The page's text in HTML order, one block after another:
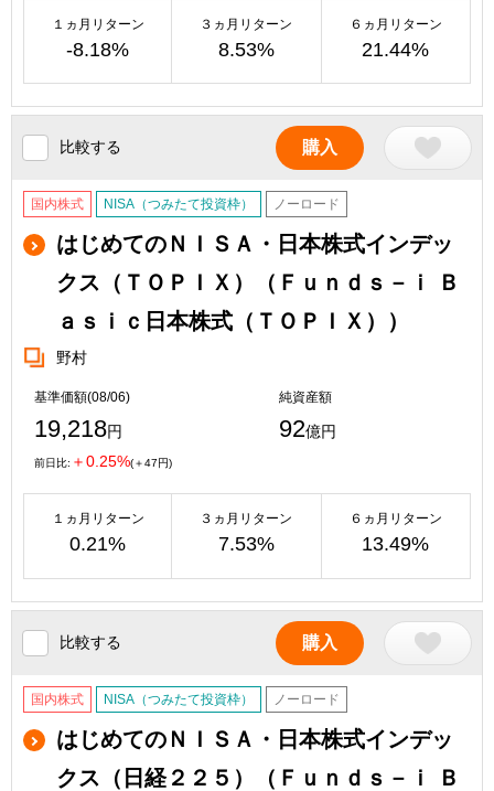
１ヵ月リターン
-8.18%
３ヵ月リターン
8.53%
６ヵ月リターン
21.44%
比較する 購入
国内株式 NISA（つみたて投資枠） ノーロード
はじめてのＮＩＳＡ・日本株式インデッ
クス（ＴＯＰＩＸ）（Ｆｕｎｄｓ－ｉ Ｂ
ａｓｉｃ日本株式（ＴＯＰＩＸ））
野村
基準価額(08/06)
19,218円
純資産額
92億円
前日比: ＋0.25%(＋47円)
１ヵ月リターン
0.21%
３ヵ月リターン
7.53%
６ヵ月リターン
13.49%
比較する 購入
国内株式 NISA（つみたて投資枠） ノーロード
はじめてのＮＩＳＡ・日本株式インデッ
クス（日経２２５）（Ｆｕｎｄｓ－ｉ Ｂ